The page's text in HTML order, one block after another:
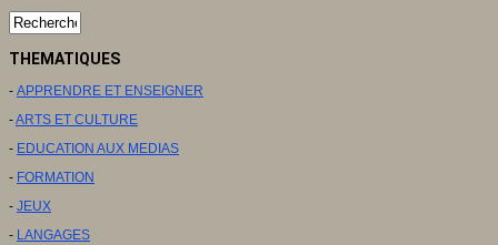
THEMATIQUES
- APPRENDRE ET ENSEIGNER
-ARTS ET CULTURE
- EDUCATION AUX MEDIAS
- FORMATION
- JEUX
- LANGAGES